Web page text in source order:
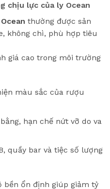
chịu lực của ly Ocean
thường được sản
không chì, phù hợp tiêu
giá cao trong môi trường
màu sắc của rượu
hạn chế nứt vỡ do va
quầy bar và tiệc số lượng
bền ổn định giúp giảm tỷ